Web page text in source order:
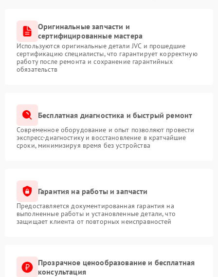
Оригинальные запчасти и
сертифицированные мастера
Используются оригинальные детали JVC и прошедшие
сертификацию специалисты, что гарантирует корректную
работу после ремонта и сохранение гарантийных
обязательств
Бесплатная диагностика и быстрый ремонт
Современное оборудование и опыт позволяют провести
экспресс-диагностику и восстановление в кратчайшие
сроки, минимизируя время без устройства
Гарантия на работы и запчасти
Предоставляется документированная гарантия на
выполненные работы и установленные детали, что
защищает клиента от повторных неисправностей
Прозрачное ценообразование и бесплатная
консультация